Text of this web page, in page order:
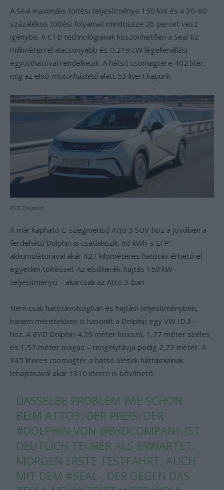
A Seal maximális töltési teljesítménye 150 kW és a 30-80
százalékos töltési folyamat mindössze 26 percet vesz
igénybe. A CTB technológiának köszönhetően a Seal tíz
milliméterrel alacsonyabb és 0,219 cW légellenállási
együtthatóval rendelkezik. A hátsó csomagtere 402 liter,
míg az első motorháztetőalatt 53 litert kapunk.
BYD Dolphin
A már kapható C-szegmensű Atto 3 SUV-hoz a jövőben a
ferdehátú Dolphin is csatlakozik. 60 kWh-s LFP
akkumulátorával akár 427 kilométeres hatótáv érhető el
egyetlen töltéssel. Az elsőkerék-hajtás 150 kW
teljesítményű – akárcsak az Atto 3-ban.
Nem csak hatótávolságban és hajtási teljesítményben,
hanem méretekben is hasonlít a Dolphin egy VW ID.3-
hoz. A BYD Dolphin 4,29 méter hosszú, 1,77 méter széles
és 1,57 méter magas – tengelytávja pedig 2,77 méter. A
345 literes csomagtér a hátsó ülések háttámláinak
lehajtásával akár 1310 literre is bővíthető.
DASSELBE PROBLEM WIE SCHON
BEIM ATTO3: DER PREIS: DER
#DOLPHIN VON ⁦ @BYDCOMPANY ⁩ IST
DEUTLICH TEURER ALS ERWARTET.
MORGEN ERSTE TESTFAHRT, AUCH
MIT DEM #SEAL , DER GEGEN DAS